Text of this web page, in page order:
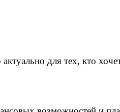
для тех, кто